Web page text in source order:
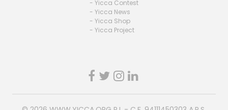
- Yicca Contest
- Yicca News
- Yicca Shop
- Yicca Project